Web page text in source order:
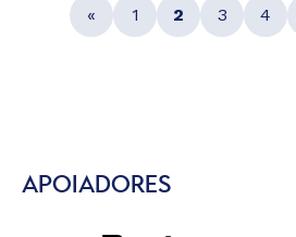
« 1 2 3 4
APOIADORES